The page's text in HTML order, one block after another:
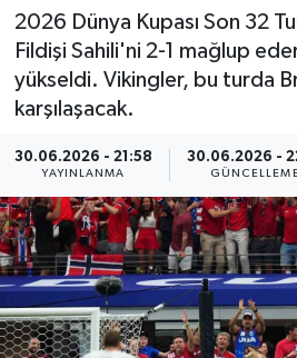
2026 Dünya Kupası Son 32
Fildişi Sahili'ni 2-1 mağlup
yükseldi. Vikingler, bu turda
karşılaşacak.
30.06.2026 - 21:58
YAYINLANMA
30.06.2026 -
Bölge
Advertising news
Canlı Maç
ÇEVRE
Dış Haberler
Dünya
Son Dakika Haberleri
Haber Arşivi